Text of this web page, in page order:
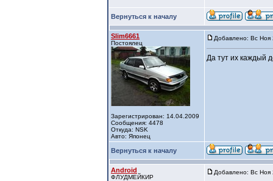
Вернуться к началу
Slim6661
Постоялец
Зарегистрирован: 14.04.2009
Сообщения: 4478
Откуда: NSK
Авто: Японец
Добавлено: Вс Ноя
Да тут их каждый
Вернуться к началу
Android
ФЛУДМЕЙКИР
Добавлено: Вс Ноя